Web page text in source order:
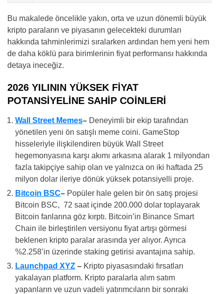
Bu makalede öncelikle yakın, orta ve uzun dönemli büyük
kripto paraların ve piyasanın gelecekteki durumları
hakkında tahminlerimizi sıralarken ardından hem yeni hem
de daha köklü para birimlerinin fiyat performansı hakkında
detaya ineceğiz.
2026 YILININ YÜKSEK FİYAT
POTANSİYELİNE SAHİP COİNLERİ
Wall Street Memes–Deneyimli bir ekip tarafından
yönetilen yeni ön satışlı meme coini. GameStop
hisseleriyle ilişkilendiren büyük Wall Street
hegemonyasına karşı akımı arkasına alarak 1 milyondan
fazla takipçiye sahip olan ve yalnızca on iki haftada 25
milyon dolar ileriye dönük yüksek potansiyelli proje.
Bitcoin BSC– Popüler hale gelen bir ön satış projesi
Bitcoin BSC, 72 saat içinde 200.000 dolar toplayarak
Bitcoin fanlarına göz kırptı. Bitcoin’in Binance Smart
Chain ile birleştirilen versiyonu fiyat artışı görmesi
beklenen kripto paralar arasında yer alıyor. Ayrıca
%2.258’in üzerinde staking getirisi avantajına sahip.
Launchpad XYZ– Kripto piyasasındaki fırsatları
yakalayan platform. Kripto paralarla alım satım
yapanların ve uzun vadeli yatırımcıların bir sonraki